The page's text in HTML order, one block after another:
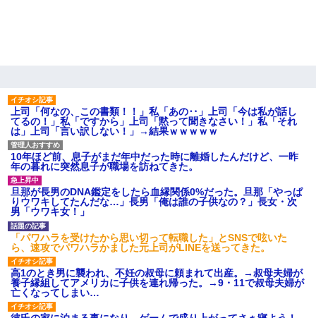
【衝撃】ヤンキー女に「サせて」って言った結果
【まぬけ】夫「離婚だ！」私「わかった。で？」夫「慰謝
料だ！」私「いいけど弁護士通して。私も請求する」夫
「」
全く親しくないママ友Aから突然「飲み会しよう」と誘われ
たがお断りした。後日Aの企みを知ってゾッとするやら腹立
つやら！
旦那が長男のDNA鑑定をしたら血縁関係0%だった。旦那
「やっぱりウワキしてたんだな…」長男「俺は誰の子供な
の？」長女・次男「ウワキ女！」
上司「何なの、この書類！！」私「あの‥」上司「今は私が話し
てるの！」私「ですから」上司「黙って聞きなさい！」私「それ
は」上司「言い訳しない！」→結果ｗｗｗｗｗ
10年ほど前、息子がまだ年中だった時に離婚したんだけど、一昨
年の暮れに突然息子が職場を訪ねてきた。
旦那が長男のDNA鑑定をしたら血縁関係0%だった。旦那「やっぱ
りウワキしてたんだな…」長男「俺は誰の子供なの？」長女・次
男「ウワキ女！」
「パワハラを受けたから思い切って転職した」とSNSで呟いた
ら、速攻でパワハラかました元上司がLINEを送ってきた。
高1のとき男に襲われ、不妊の叔母に頼まれて出産。→叔母夫婦が
養子縁組してアメリカに子供を連れ帰った。→9・11で叔母夫婦が
亡くなってしまい…